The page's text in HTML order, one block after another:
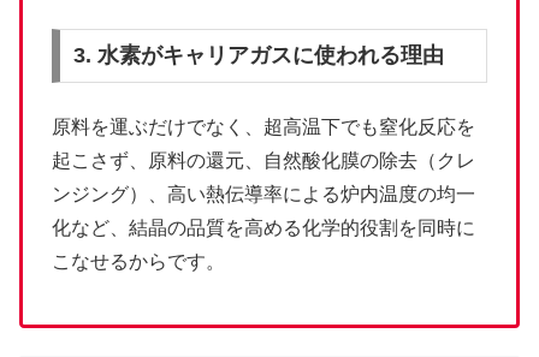
3. 水素がキャリアガスに使われる理由
原料を運ぶだけでなく、超高温下でも窒化反応を
起こさず、原料の還元、自然酸化膜の除去（クレ
ンジング）、高い熱伝導率による炉内温度の均一
化など、結晶の品質を高める化学的役割を同時に
こなせるからです。